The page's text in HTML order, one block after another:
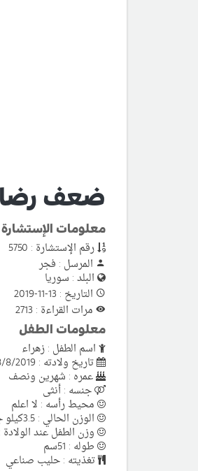
ضعف
معلومات الإستشارة
رقم الإستشارة : 5750
المرسل : فجر
البلد : سوريا
التاريخ : 13-11-2019
مرات القراءة : 2713
معلومات الطفل
اسم الطفل : زهراء
تاريخ ولادته : 28/8/2019
عمره : شهرين ونصف
جنسه : أنثى
محيط رأسه : لا اعلم
الوزن الحالي : 3.5كيلو جرام
وزن الطفل عند الولادة : 3.1كيلو جرام
طوله : 51سم
تغذيته : حليب صناعي